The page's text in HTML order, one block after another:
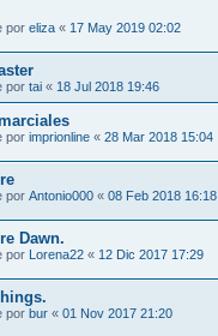
por eliza « 17 May 2019 02:02
por tai « 18 Jul 2018 19:46
por imprionline « 28 Mar 2018 15:04
por Antonio000 « 08 Feb 2018 16:18
Dawn.
por Lorena22 « 12 Dic 2017 17:29
por bur « 01 Nov 2017 21:20